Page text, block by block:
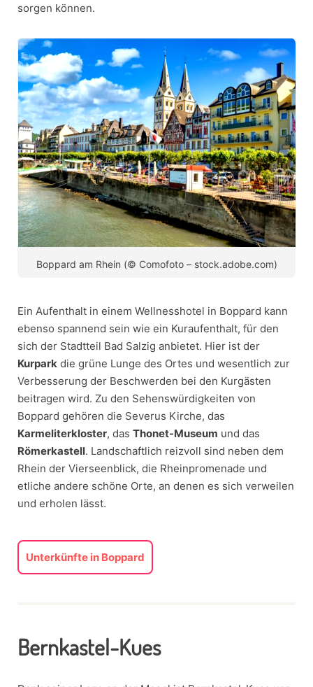
sorgen können.
Boppard am Rhein (© Comofoto – stock.adobe.com)
Ein Aufenthalt in einem Wellnesshotel in Boppard kann
ebenso spannend sein wie ein Kuraufenthalt, für den
sich der Stadtteil Bad Salzig anbietet. Hier ist der
Kurpark die grüne Lunge des Ortes und wesentlich zur
Verbesserung der Beschwerden bei den Kurgästen
beitragen wird. Zu den Sehenswürdigkeiten von
Boppard gehören die Severus Kirche, das
Karmeliterkloster, das Thonet-Museum und das
Römerkastell. Landschaftlich reizvoll sind neben dem
Rhein der Vierseenblick, die Rheinpromenade und
etliche andere schöne Orte, an denen es sich verweilen
und erholen lässt.
Unterkünfte in Boppard
Bernkastel-Kues